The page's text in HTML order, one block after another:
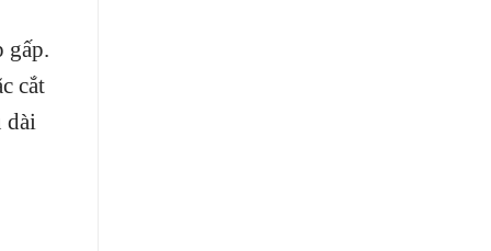
gấp.
cắt
dài